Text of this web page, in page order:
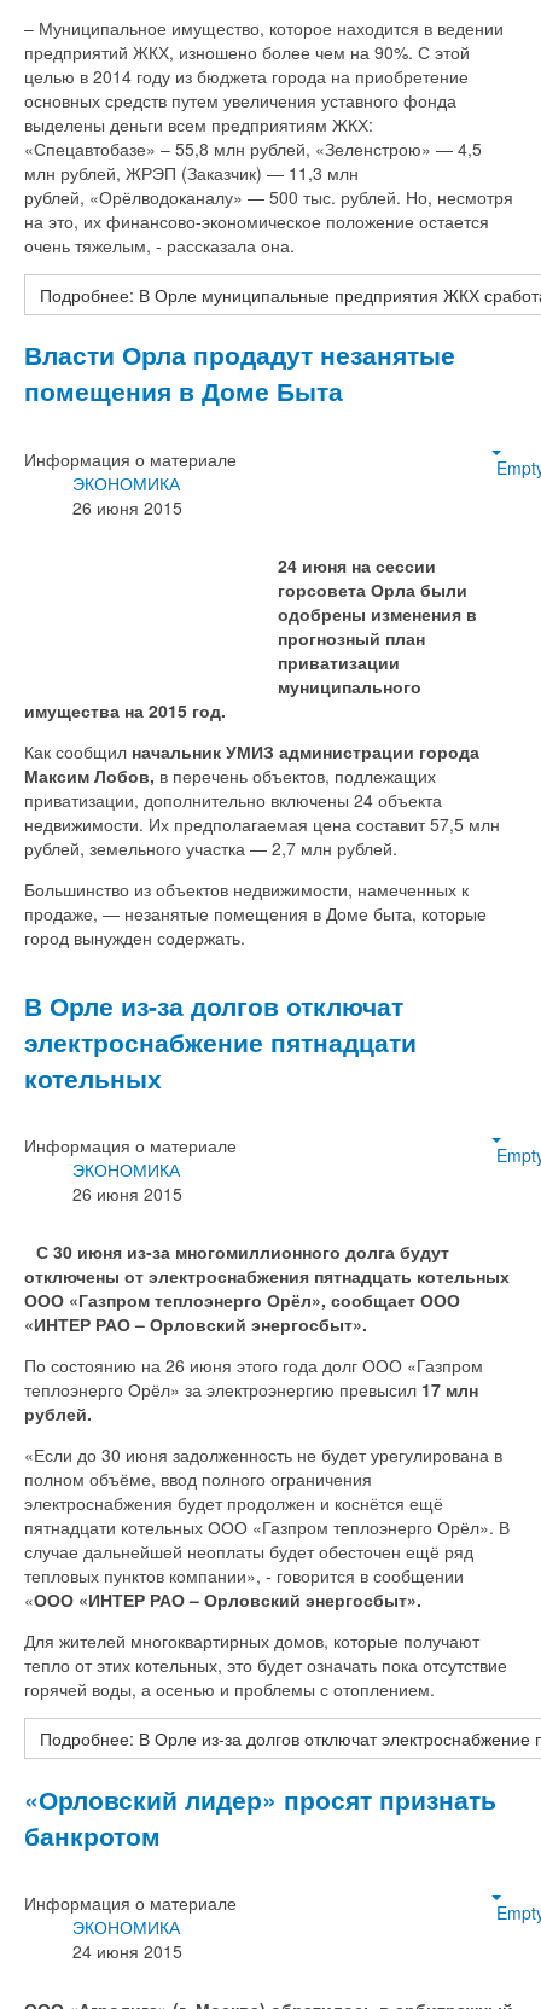
– Муниципальное имущество, которое находится в ведении
предприятий ЖКХ, изношено более чем на 90%. С этой
целью в 2014 году из бюджета города на приобретение
основных средств путем увеличения уставного фонда
выделены деньги всем предприятиям ЖКХ:
«Спецавтобазе» – 55,8 млн рублей, «Зеленстрою» — 4,5
млн рублей, ЖРЭП (Заказчик) — 11,3 млн
рублей, «Орёлводоканалу» — 500 тыс. рублей. Но, несмотря
на это, их финансово-экономическое положение остается
очень тяжелым, - рассказала она.
Подробнее: В Орле муниципальные предприятия ЖКХ
Власти Орла продадут незанятые
помещения в Доме Быта
Информация о материале
ЭКОНОМИКА
26 июня 2015
24 июня на сессии
горсовета Орла были
одобрены изменения в
прогнозный план
приватизации
муниципального
имущества на 2015 год.
Как сообщил начальник УМИЗ администрации города
Максим Лобов, в перечень объектов, подлежащих
приватизации, дополнительно включены 24 объекта
недвижимости. Их предполагаемая цена составит 57,5 млн
рублей, земельного участка — 2,7 млн рублей.
Большинство из объектов недвижимости, намеченных к
продаже, — незанятые помещения в Доме быта, которые
город вынужден содержать.
В Орле из-за долгов отключат
электроснабжение пятнадцати
котельных
Информация о материале
ЭКОНОМИКА
26 июня 2015
С 30 июня из-за многомиллионного долга будут
отключены от электроснабжения пятнадцать котельных
ООО «Газпром теплоэнерго Орёл», сообщает ООО
«ИНТЕР РАО – Орловский энергосбыт».
По состоянию на 26 июня этого года долг ООО «Газпром
теплоэнерго Орёл» за электроэнергию превысил 17 млн
рублей.
«Если до 30 июня задолженность не будет урегулирована в
полном объёме, ввод полного ограничения
электроснабжения будет продолжен и коснётся ещё
пятнадцати котельных ООО «Газпром теплоэнерго Орёл». В
случае дальнейшей неоплаты будет обесточен ещё ряд
тепловых пунктов компании», - говорится в сообщении
«ООО «ИНТЕР РАО – Орловский энергосбыт».
Для жителей многоквартирных домов, которые получают
тепло от этих котельных, это будет означать пока отсутствие
горячей воды, а осенью и проблемы с отоплением.
Подробнее: В Орле из-за долгов отключат электроснабжение
«Орловский лидер» просят признать
банкротом
Информация о материале
ЭКОНОМИКА
24 июня 2015